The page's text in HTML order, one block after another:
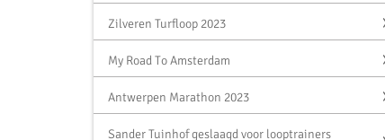
Zilveren Turfloop 2023
My Road To Amsterdam
Antwerpen Marathon 2023
Sander Tuinhof geslaagd voor looptrainers